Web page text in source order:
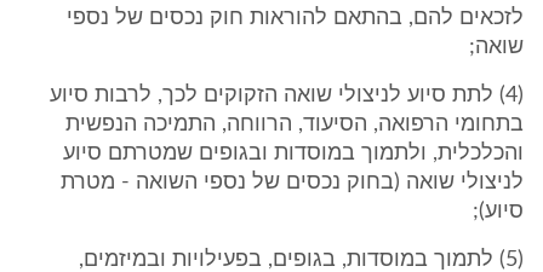
לזכאים להם, בהתאם להוראות חוק נכסים של נספי
שואה;
(4) לתת סיוע לניצולי שואה הזקוקים לכך, לרבות סיוע
בתחומי הרפואה, הסיעוד, הרווחה, התמיכה הנפשית
והכלכלית, ולתמוך במוסדות ובגופים שמטרתם סיוע
לניצולי שואה (בחוק נכסים של נספי השואה - מטרת
סיוע);
(5) לתמוך במוסדות, בגופים, בפעילויות ובמיזמים,